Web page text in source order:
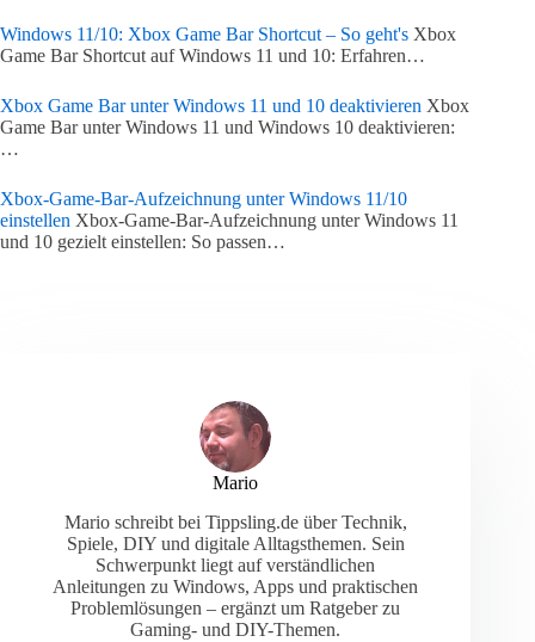
Windows 11/10: Xbox Game Bar Shortcut – So geht's Xbox
Game Bar Shortcut auf Windows 11 und 10: Erfahren…
Xbox Game Bar unter Windows 11 und 10 deaktivieren Xbox
Game Bar unter Windows 11 und Windows 10 deaktivieren:
…
Xbox-Game-Bar-Aufzeichnung unter Windows 11/10
einstellen Xbox-Game-Bar-Aufzeichnung unter Windows 11
und 10 gezielt einstellen: So passen…
Mario
Mario schreibt bei Tippsling.de über Technik,
Spiele, DIY und digitale Alltagsthemen. Sein
Schwerpunkt liegt auf verständlichen
Anleitungen zu Windows, Apps und praktischen
Problemlösungen – ergänzt um Ratgeber zu
Gaming- und DIY-Themen.